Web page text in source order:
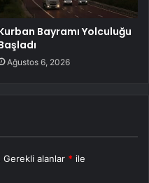
Bayramı Yolculuğu
Ağustos 6, 2026
Gerekli alanlar * ile